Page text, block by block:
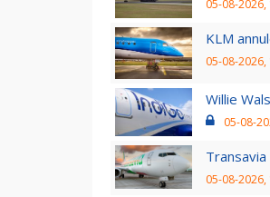
05-08-2026,
KLM
05-08-2026,
Willie
05-08-
05-08-2026,